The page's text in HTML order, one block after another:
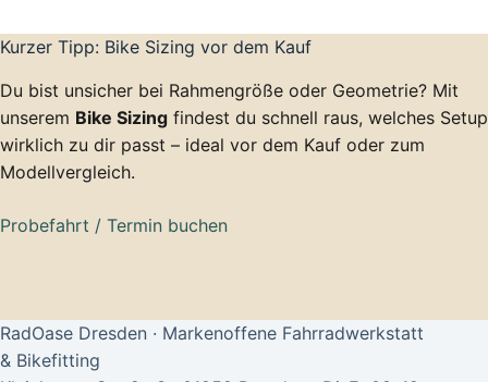
Kurzer Tipp: Bike Sizing vor dem Kauf
Du bist unsicher bei Rahmengröße oder Geometrie? Mit
unserem Bike Sizing findest du schnell raus, welches Setup
wirklich zu dir passt – ideal vor dem Kauf oder zum
Modellvergleich.
Probefahrt / Termin buchen
RadOase Dresden · Markenoffene Fahrradwerkstatt
& Bikefitting